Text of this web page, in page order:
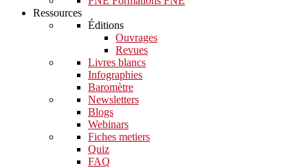
Ressources
Éditions
Ouvrages
Revues
Livres blancs
Infographies
Baromètre
Newsletters
Blogs
Webinars
Fiches metiers
Quiz
FAQ